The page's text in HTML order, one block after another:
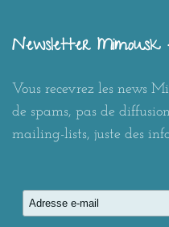
Newsletter Mimousk
Vous recevrez les news
de spams, pas de
mailing-lists, juste des